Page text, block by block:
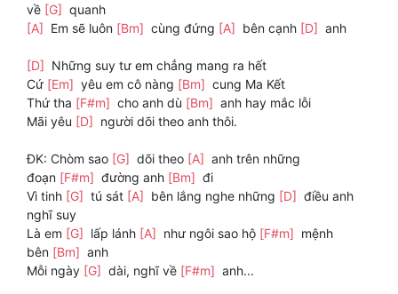
về [G] quanh
[A] Em sẽ luôn [Bm] cùng đứng [A] bên cạnh [D] anh
[D] Những suy tư em chẳng mang ra hết
Cứ [Em] yêu em cô nàng [Bm] cung Ma Kết
Thứ tha [F#m] cho anh dù [Bm] anh hay mắc lỗi
Mãi yêu [D] người dõi theo anh thôi.
ĐK: Chòm sao [G] dõi theo [A] anh trên những
đoạn [F#m] đường anh [Bm] đi
Vì tinh [G] tú sát [A] bên lắng nghe những [D] điều anh
nghĩ suy
Là em [G] lấp lánh [A] như ngôi sao hộ [F#m] mệnh
bên [Bm] anh
Mỗi ngày [G] dài, nghĩ về [F#m] anh...